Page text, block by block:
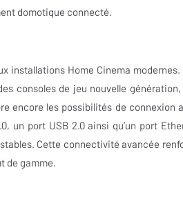
domotique connecté.
installations Home Cinema modernes.
consoles de jeu nouvelle génération,
encore les possibilités de connexion
un port USB 2.0 ainsi qu’un port
Cette connectivité avancée
de gamme.